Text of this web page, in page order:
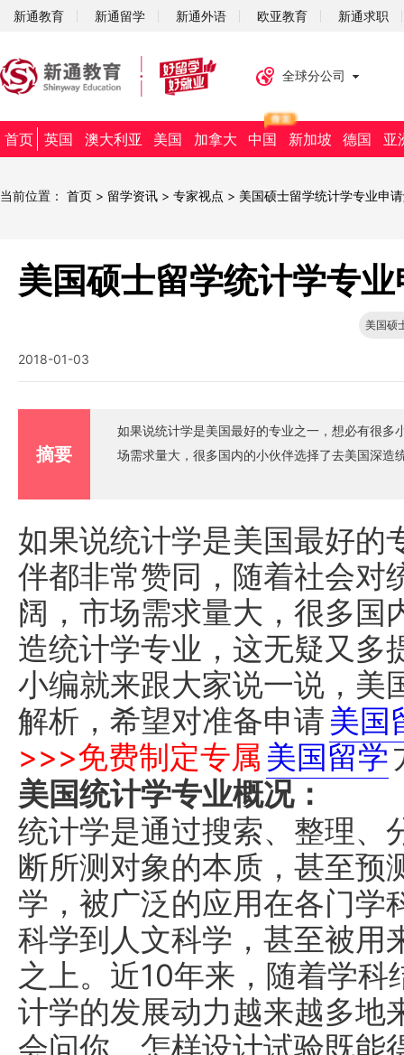
新通教育 新通留学 新通外语 欧亚教育 新通求职
全球分公司
首页 英国 澳大利亚 美国 加拿大 中国 新加坡 德国 亚
当前位置： 首页 > 留学资讯 > 专家视点 > 美国硕士留学统计学专业申
美国硕士留学统计学专
美国硕
2018-01-03
摘要
如果说统计学是美国最好的专业之一，想必有很
场需求量大，很多国内的小伙伴选择了去美国深造
如果说统计学是美国最好的
伴都非常赞同，随着社会对
阔，市场需求量大，很多国
造统计学专业，这无疑又多
小编就来跟大家说一说，美
解析，希望对准备申请 美国
>>>免费制定专属 美国留学
美国统计学专业概况：
统计学是通过搜索、整理、
断所测对象的本质，甚至预
学，被广泛的应用在各门学
科学到人文科学，甚至被用
之上。近10年来，随着学
计学的发展动力越来越多地
会问你，怎样设计试验既能